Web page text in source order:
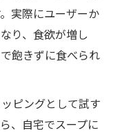
実際にユーザーか
り、食欲が増し
飽きずに食べられ
ピングとして試す
、自宅でスープに